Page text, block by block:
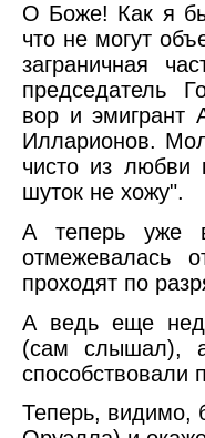
О Боже! Как я
что не могут
заграничная
председатель
вор и эмигрант
Илларионов.
чисто из любви
шуток не хожу".
А теперь уже
отмежевалась
проходят по
А ведь еще
(сам слышал),
способствовали
Теперь, видимо,